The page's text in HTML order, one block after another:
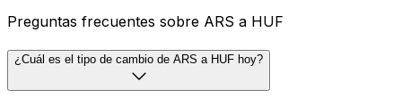
Preguntas frecuentes sobre ARS a HUF
¿Cuál es el tipo de cambio de ARS a HUF hoy?